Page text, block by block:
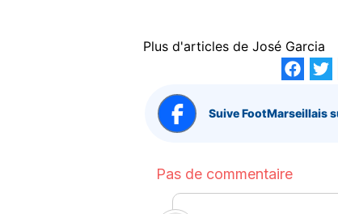
Plus d'articles de José Garcia
Suive FootMarseillais